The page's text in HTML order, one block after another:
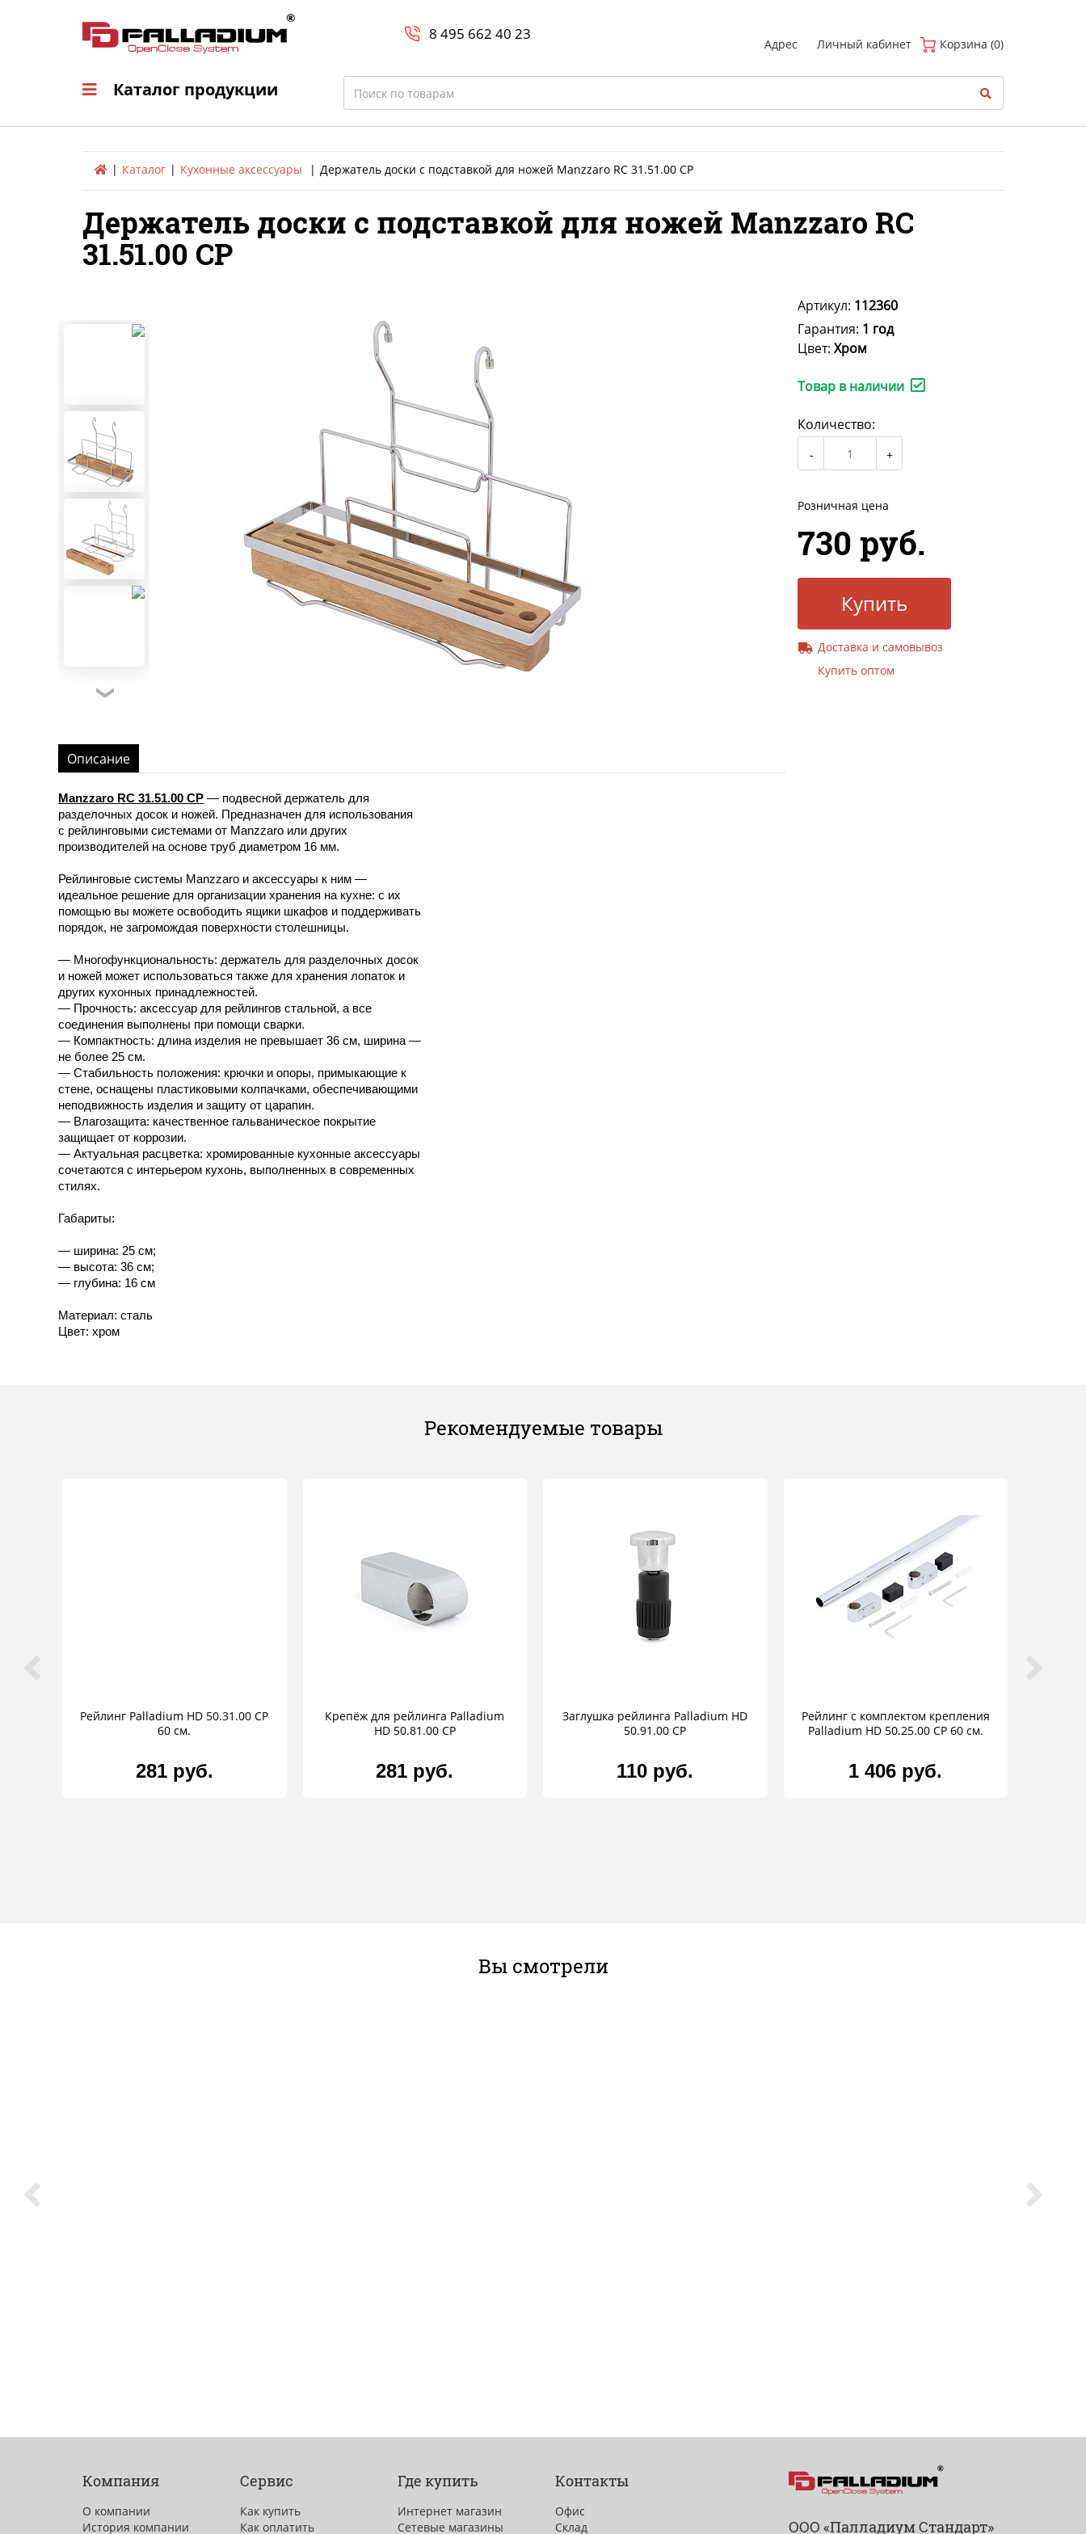
Каталог продукции 8 800-700-23-35
8 495 662 40 23
Адрес Личный кабинет Корзина (0)
Каталог продукции Search
Каталог Кухонные аксессуары Держатель доски с подставкой для ножей Manzzaro RC 31.51.00 СР
Держатель доски с подставкой для ножей Manzzaro RC
31.51.00 СР
Артикул: 112360
Гарантия: 1 год
Цвет: Хром
Товар в наличии
Количество:
Розничная цена
730 руб.
Купить
Доставка и самовывоз
Купить оптом
Описание
Manzzaro RC 31.51.00 СР — подвесной держатель для
разделочных досок и ножей. Предназначен для использования
с рейлинговыми системами от Manzzaro или других
производителей на основе труб диаметром 16 мм.
Рейлинговые системы Manzzaro и аксессуары к ним —
идеальное решение для организации хранения на кухне: с их
помощью вы можете освободить ящики шкафов и поддерживать
порядок, не загромождая поверхности столешницы.
— Многофункциональность: держатель для разделочных досок
и ножей может использоваться также для хранения лопаток и
других кухонных принадлежностей.
— Прочность: аксессуар для рейлингов стальной, а все
соединения выполнены при помощи сварки.
— Компактность: длина изделия не превышает 36 см, ширина —
не более 25 см.
— Стабильность положения: крючки и опоры, примыкающие к
стене, оснащены пластиковыми колпачками, обеспечивающими
неподвижность изделия и защиту от царапин.
— Влагозащита: качественное гальваническое покрытие
защищает от коррозии.
— Актуальная расцветка: хромированные кухонные аксессуары
сочетаются с интерьером кухонь, выполненных в современных
стилях.
Габариты:
— ширина: 25 см;
— высота: 36 см;
— глубина: 16 см
Материал: сталь
Цвет: хром
Рекомендуемые товары
Рейлинг Palladium HD 50.31.00 CP
60 см.
281 руб.
Крепёж для рейлинга Palladium
HD 50.81.00 CP
281 руб.
Заглушка рейлинга Palladium HD
50.91.00 CP
110 руб.
Рейлинг с комплектом крепления
Palladium HD 50.25.00 CP 60 см.
1 406 руб.
Вы смотрели
Компания
О компании
История компании
Сервис
Как купить
Как оплатить
Где купить
Интернет магазин
Сетевые магазины
Контакты
Офис
Склад
ООО «Палладиум Стандарт»